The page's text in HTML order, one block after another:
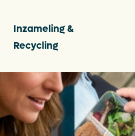
Inzameling &
Recycling